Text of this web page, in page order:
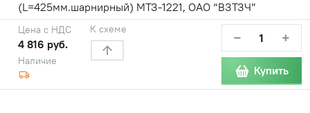
(L=425мм.шарнирный) МТЗ-1221, ОАО “ВЗТЗЧ”
Наличие
Цена с НДС
4 816 руб.
К схеме − +
Купить